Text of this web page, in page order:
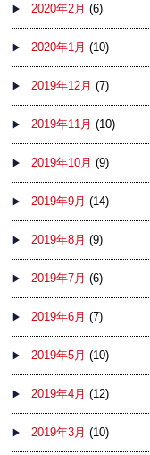
2020年2月 (6)
2020年1月 (10)
2019年12月 (7)
2019年11月 (10)
2019年10月 (9)
2019年9月 (14)
2019年8月 (9)
2019年7月 (6)
2019年6月 (7)
2019年5月 (10)
2019年4月 (12)
2019年3月 (10)